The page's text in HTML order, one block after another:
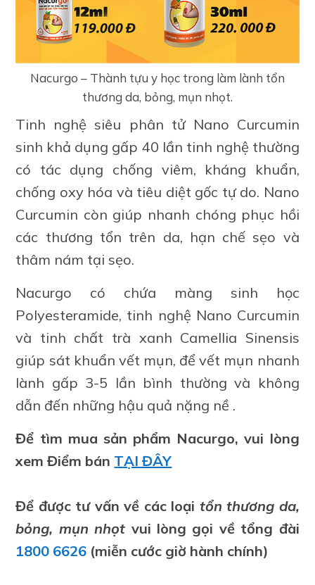
Nacurgo – Thành tựu y học trong làm lành tổn
thương da, bỏng, mụn nhọt.
Tinh nghệ siêu phân tử Nano Curcumin
sinh khả dụng gấp 40 lần tinh nghệ thường
có tác dụng chống viêm, kháng khuẩn,
chống oxy hóa và tiêu diệt gốc tự do. Nano
Curcumin còn giúp nhanh chóng phục hồi
các thương tổn trên da, hạn chế sẹo và
thâm nám tại sẹo.
Nacurgo có chứa màng sinh học
Polyesteramide, tinh nghệ Nano Curcumin
và tinh chất trà xanh Camellia Sinensis
giúp sát khuẩn vết mụn, để vết mụn nhanh
lành gấp 3-5 lần bình thường và không
dẫn đến những hậu quả nặng nề .
Để tìm mua sản phẩm Nacurgo, vui lòng
xem Điểm bán TẠI ĐÂY
Để được tư vấn về các loại tổn thương da,
bỏng, mụn nhọt vui lòng gọi về tổng đài
1800 6626 (miễn cước giờ hành chính)